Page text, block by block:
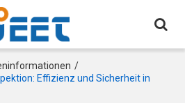
/
Effizienz und Sicherheit in